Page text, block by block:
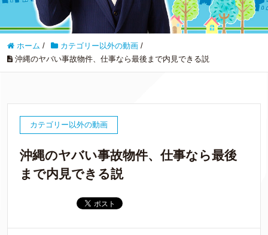
ホーム / カテゴリー以外の動画 /
沖縄のヤバい事故物件、仕事なら最後まで内見できる説
カテゴリー以外の動画
沖縄のヤバい事故物件、仕事なら最後
まで内見できる説